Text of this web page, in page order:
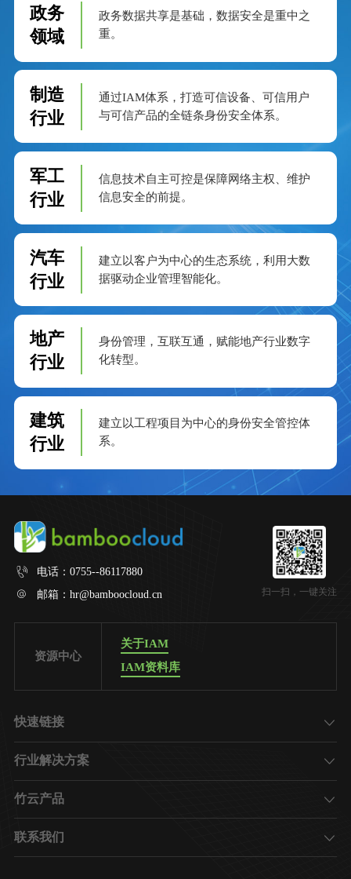
政务
领域
政务数据共享是基础，数据安全是重中之
重。
制造
行业
通过IAM体系，打造可信设备、可信用户
与可信产品的全链条身份安全体系。
军工
行业
信息技术自主可控是保障网络主权、维护
信息安全的前提。
汽车
行业
建立以客户为中心的生态系统，利用大数
据驱动企业管理智能化。
地产
行业
身份管理，互联互通，赋能地产行业数字
化转型。
建筑
行业
建立以工程项目为中心的身份安全管控体
系。
电话： 0755--86117880
邮箱： hr@bamboocloud.cn 扫一扫，一键关注
资源中心
关于IAM
IAM资料库
快速链接
行业解决方案
数字政务
交通
竹云产品
联系我们